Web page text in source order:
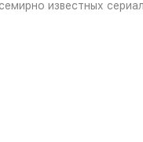
известных